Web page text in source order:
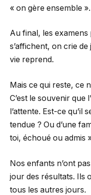
« on gère ensemble ».
Au final, les examens
s’affichent, on crie
vie reprend.
Mais ce qui reste, ce
C’est le souvenir que
l’attente. Est-ce qu’il
tendue ? Ou d’une
toi, échoué ou admis
Nos enfants n’ont
jour des résultats. Ils
tous les autres jours.